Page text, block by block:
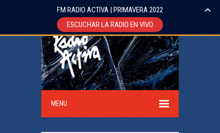
MENU
FM RADIO ACTIVA | PRIMAVERA 2022
ESCUCHAR LA RADIO EN VIVO